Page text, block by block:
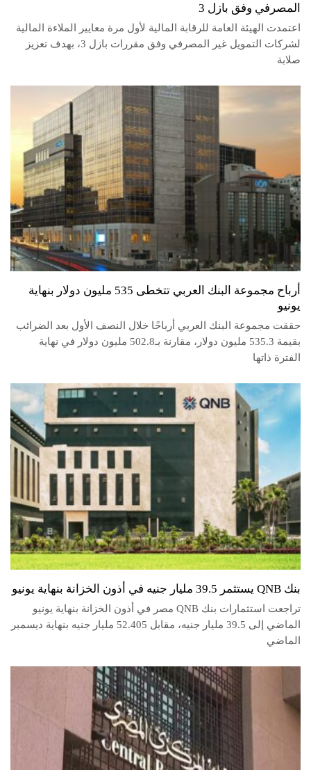
المصرفي وفق بازل 3
اعتمدت الهيئة العامة للرقابة المالية لأول مرة معايير الملاءة المالية
لشركات التمويل غير المصرفي وفق مقررات بازل 3، بهدف تعزيز
صلابة
أرباح مجموعة البنك العربي تتخطى 535 مليون دولار بنهاية
يونيو
حققت مجموعة البنك العربي أرباحًا خلال النصف الأول بعد الضرائب
بقيمة 535.3 مليون دولار، مقارنة بـ502.8 مليون دولار في نهاية
الفترة ذاتها
بنك QNB يستثمر 39.5 مليار جنيه في أذون الخزانة بنهاية يونيو
تراجعت استثمارات بنك QNB مصر في أذون الخزانة بنهاية يونيو
الماضي إلى 39.5 مليار جنيه، مقابل 52.405 مليار جنيه بنهاية ديسمبر
الماضي